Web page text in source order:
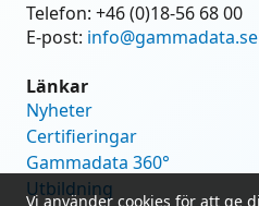
Vi använder cookies för att ge
Telefon: +46 (0)18-56 68 00
E-post: info@gammadata.se
Länkar
Nyheter
Certifieringar
Gammadata 360°
Utbildning